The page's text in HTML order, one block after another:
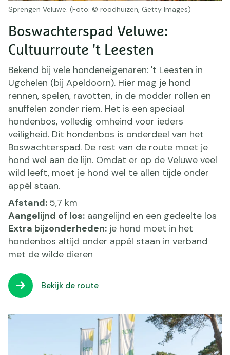
Boswachterspad Veluwe:
Cultuurroute 't Leesten
Bekend bij vele hondeneigenaren: 't Leesten in
Ugchelen (bij Apeldoorn). Hier mag je hond
rennen, spelen, ravotten, in de modder rollen en
snuffelen zonder riem. Het is een speciaal
hondenbos, volledig omheind voor ieders
veiligheid. Dit hondenbos is onderdeel van het
Boswachterspad. De rest van de route moet je
hond wel aan de lijn. Omdat er op de Veluwe veel
wild leeft, moet je hond wel te allen tijde onder
appél staan.
Afstand: 5,7 km
Aangelijnd of los: aangelijnd en een gedeelte los
Extra bijzonderheden: je hond moet in het
hondenbos altijd onder appél staan in verband
met de wilde dieren
Bekijk de route
Sprengen Veluwe. (Foto: © roodhuizen, Getty Images)